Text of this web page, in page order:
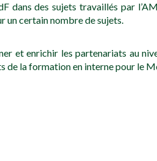
dans des sujets travaillés par
un certain nombre de sujets.
et enrichir les partenariats au
de la formation en interne pour le